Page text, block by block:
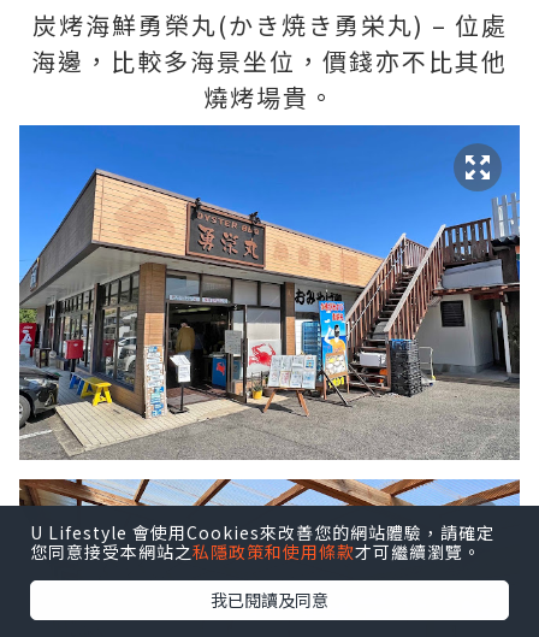
炭烤海鮮勇榮丸(かき焼き勇栄丸) – 位處
海邊，比較多海景坐位，價錢亦不比其他
燒烤場貴。
U Lifestyle 會使用Cookies來改善您的網站體驗，請確定
您同意接受本網站之私隱政策和使用條款才可繼續瀏覽。
我已閱讀及同意